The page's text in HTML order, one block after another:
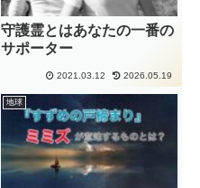
守護霊とはあなたの一番の
サポーター
2021.03.12 2026.05.19
地球